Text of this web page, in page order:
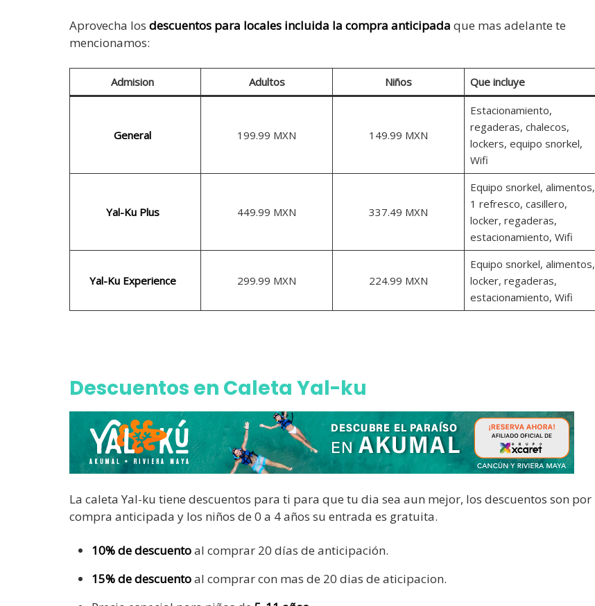
Aprovecha los descuentos para locales incluida la compra anticipada que mas adelante te
mencionamos:
Admision Adultos Niños Que incluye
General 199.99 MXN 149.99 MXN
Estacionamiento,
regaderas, chalecos,
lockers, equipo snorkel,
Wifi
Yal-Ku Plus 449.99 MXN 337.49 MXN
Equipo snorkel, alimentos,
1 refresco, casillero,
locker, regaderas,
estacionamiento, Wifi
Yal-Ku Experience 299.99 MXN 224.99 MXN
Equipo snorkel, alimentos,
locker, regaderas,
estacionamiento, Wifi
Descuentos en Caleta Yal-ku
La caleta Yal-ku tiene descuentos para ti para que tu dia sea aun mejor, los descuentos son por
compra anticipada y los niños de 0 a 4 años su entrada es gratuita.
10% de descuentoal comprar 20 días de anticipación.
15% de descuentoal comprar con mas de 20 dias de aticipacion.